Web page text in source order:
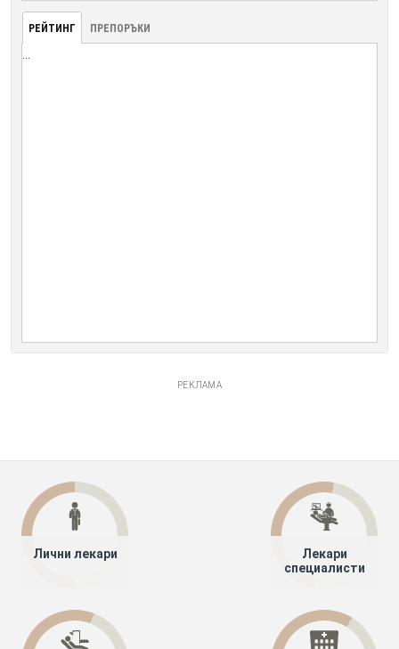
РЕЙТИНГ ПРЕПОРЪКИ
...
РЕКЛАМА
Лични лекари
Лекари
специалисти